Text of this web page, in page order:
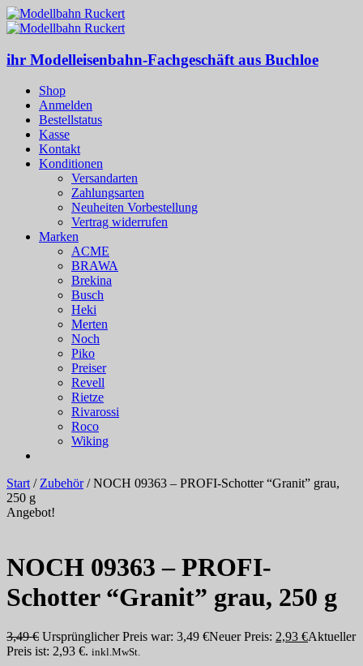
ihr Modelleisenbahn-Fachgeschäft aus Buchloe
Shop
Anmelden
Bestellstatus
Kasse
Kontakt
Konditionen
Versandarten
Zahlungsarten
Neuheiten Vorbestellung
Vertrag widerrufen
Marken
ACME
BRAWA
Brekina
Busch
Heki
Merten
Noch
Piko
Preiser
Revell
Rietze
Rivarossi
Roco
Wiking
Start/Zubehör/ NOCH 09363 – PROFI-Schotter “Granit” grau,
250 g
Angebot!
NOCH 09363 – PROFI-
Schotter “Granit” grau, 250 g
3,49€ Ursprünglicher Preis war: 3,49 €Neuer Preis: 2,93 €Aktueller
Preis ist: 2,93 €. inkl.MwSt.